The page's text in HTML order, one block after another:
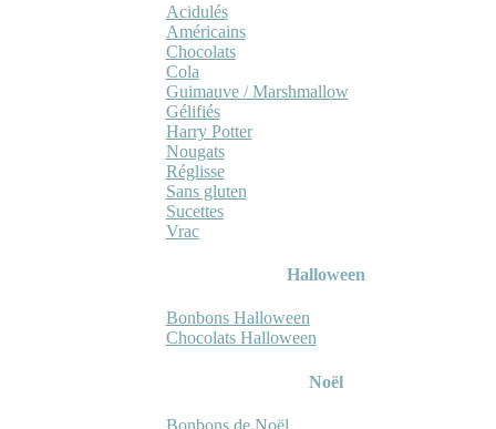
Acidulés
Américains
Chocolats
Cola
Guimauve / Marshmallow
Gélifiés
Harry Potter
Nougats
Réglisse
Sans gluten
Sucettes
Vrac
Halloween
Bonbons Halloween
Chocolats Halloween
Noël
Bonbons de Noël